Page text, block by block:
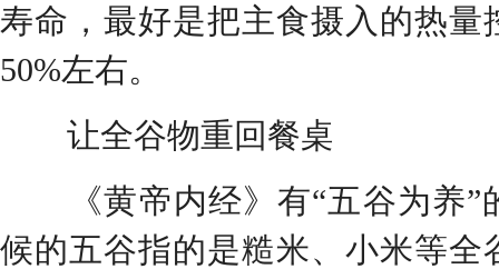
寿命，最好是把主食摄入的热量
50%左右。
让全谷物重回餐桌
《黄帝内经》有“五谷为养”
候的五谷指的是糙米、小米等全